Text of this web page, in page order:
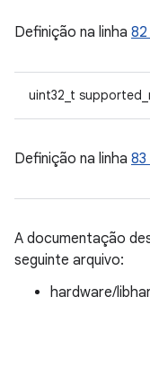
Definição na linha 82
uint32_t
Definição na linha 83
A documentação
seguinte arquivo:
hardware/